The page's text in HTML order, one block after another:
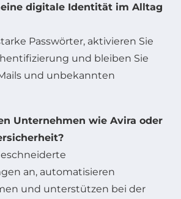
digitale Identität im Alltag
Passwörter, aktivieren Sie
und bleiben Sie
und unbekannten
Unternehmen wie Avira oder
an, automatisieren
und unterstützen bei der